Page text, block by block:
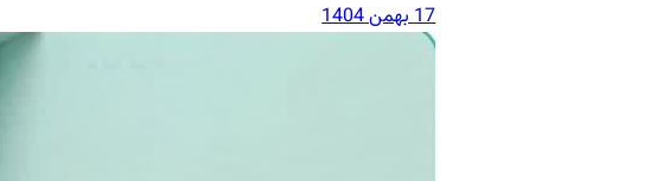
17 بهمن 1404